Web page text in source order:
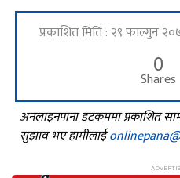
प्रकाशित मिति : २९ फाल्गुन
0
Shares
अनलाइनपाना डटकममा प्रकाशित
सुझाव भए हामीलाई